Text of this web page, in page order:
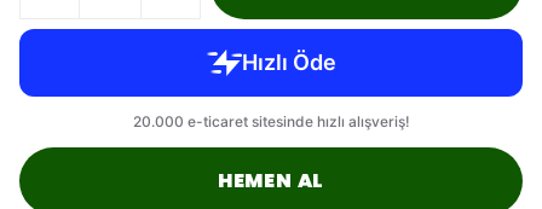
HEMEN AL